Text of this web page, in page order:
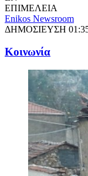
ΕΠΙΜΕΛΕΙΑ
Enikos Newsroom
ΔΗΜΟΣΙΕΥΣΗ
Κοινωνία